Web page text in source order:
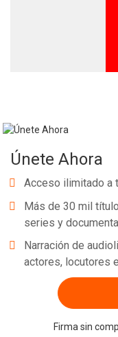
Únete Ahora
Acceso ilimitado a
Más de 30 mil
series y
Narración de
actores, locutores
Firma sin